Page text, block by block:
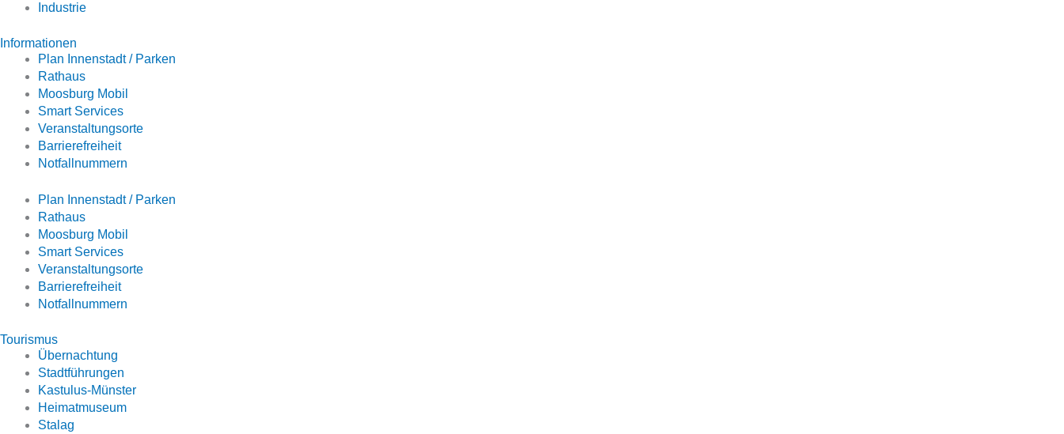
Industrie
Informationen
Plan Innenstadt / Parken
Rathaus
Moosburg Mobil
Smart Services
Veranstaltungsorte
Barrierefreiheit
Notfallnummern
Plan Innenstadt / Parken
Rathaus
Moosburg Mobil
Smart Services
Veranstaltungsorte
Barrierefreiheit
Notfallnummern
Tourismus
Übernachtung
Stadtführungen
Kastulus-Münster
Heimatmuseum
Stalag